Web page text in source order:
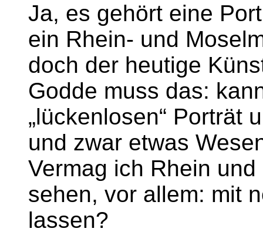
Ja, es gehört eine
ein Rhein- und
doch der heutige
Godde muss das:
„lückenlosen“ Porträt
und zwar etwas
Vermag ich Rhein
sehen, vor allem: mit
lassen?